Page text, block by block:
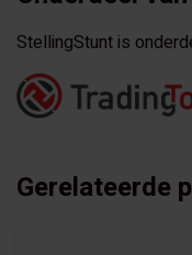
StellingStunt is
Gerelateerde